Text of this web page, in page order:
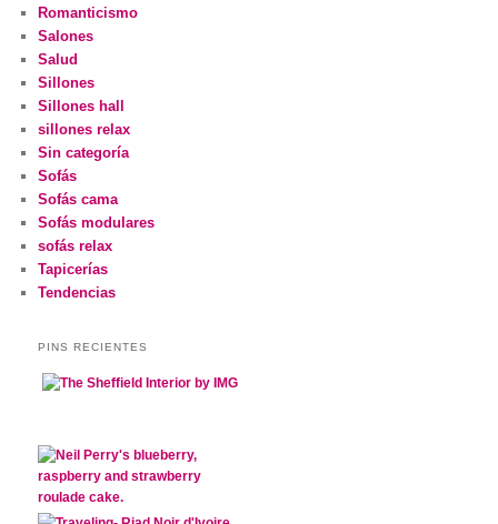
Romanticismo
Salones
Salud
Sillones
Sillones hall
sillones relax
Sin categoría
Sofás
Sofás cama
Sofás modulares
sofás relax
Tapicerías
Tendencias
PINS RECIENTES